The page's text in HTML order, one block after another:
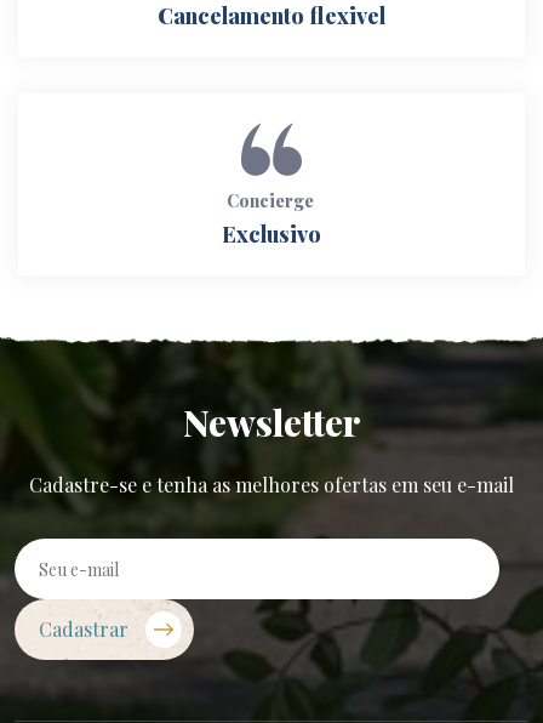
Cancelamento flexivel
Concierge
Exclusivo
Newsletter
Cadastre-se e tenha as melhores ofertas em seu e-mail
Cadastrar